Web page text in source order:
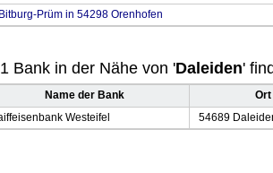
Prüm in 54298 Orenhofen
Bank in der Nähe von 'Daleiden'
Name der Bank
Ort
Westeifel 54689